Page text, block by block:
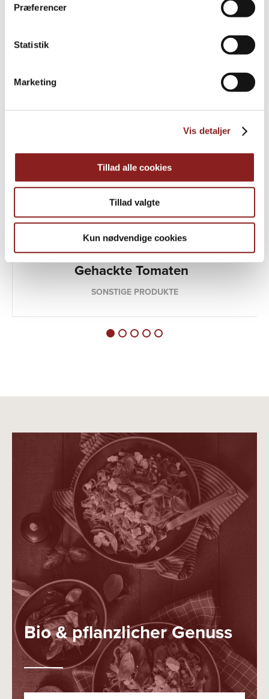
Præferencer
Statistik
Marketing
Vis detaljer
Tillad alle cookies
Tillad valgte
Kun nødvendige cookies
Weitere Informationen
Gehackte Tomaten
SONSTIGE PRODUKTE
Bio & pflanzlicher Genuss